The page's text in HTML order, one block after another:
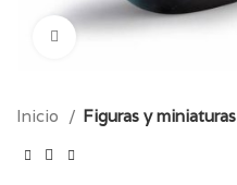
Click para aumentar
Inicio Figuras y miniaturas